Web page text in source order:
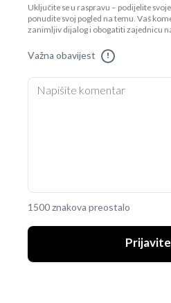
Uključite se u raspravu – podijelite
ponudite svoj pogled na temu. Vaš
zanimljiv dijalog i obogatiti zajednicu
Važna obavijest !
1500 znakova preostalo